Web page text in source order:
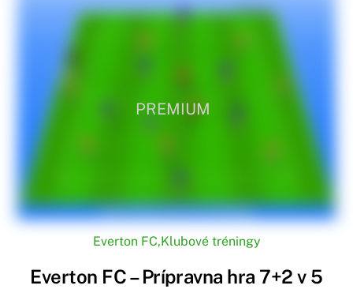
PREMIUM
Everton FC,Klubové tréningy
Everton FC – Prípravna hra 7+2 v 5